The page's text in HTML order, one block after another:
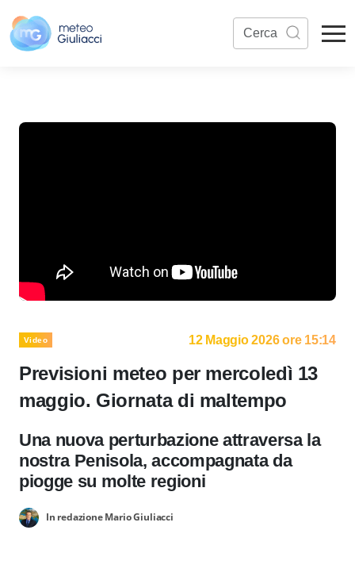
Video 12 Maggio 2026 ore 15:14
Previsioni meteo per mercoledì 13
maggio. Giornata di maltempo
Una nuova perturbazione attraversa la
nostra Penisola, accompagnata da
piogge su molte regioni
In redazione Mario Giuliacci